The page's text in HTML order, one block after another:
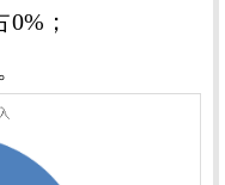
；